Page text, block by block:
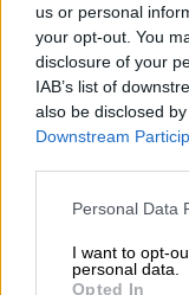
us or personal
your opt-out. You
disclosure of your
IAB’s list of
also be disclosed
Downstream
Please note that
not limited to your
grant or deny
Personal Data
I want to opt-
personal data.
Opted In
Η πρώτη
ανήκε στον
σέντραρε, η
τους
«όπλισε» από
μπλόκαρε στο
έκανε την
κόρνερ.